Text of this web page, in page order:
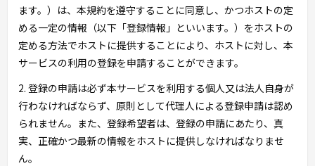
ます。）は、本規約を遵守することに同意し、かつホストの定
める一定の情報（以下「登録情報」といいます。）をホストの
定める方法でホストに提供することにより、ホストに対し、本
サービスの利用の登録を申請することができます。
2. 登録の申請は必ず本サービスを利用する個人又は法人自身が
行わなければならず、原則として代理人による登録申請は認め
られません。また、登録希望者は、登録の申請にあたり、真
実、正確かつ最新の情報をホストに提供しなければなりませ
ん。